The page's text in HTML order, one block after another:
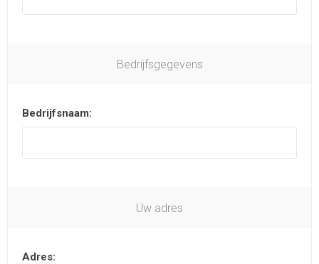
Bedrijfsgegevens
Bedrijfsnaam:
Uw adres
Adres: